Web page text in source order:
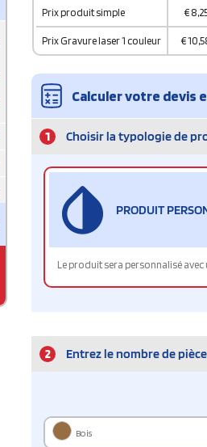
Prix produit simple €
Prix Gravure laser 1 couleur €
Calculer votre devis
1 Choisir la typologie de
PRODUIT
Le produit sera personnalisé
2 Entrez le nombre de
Bois